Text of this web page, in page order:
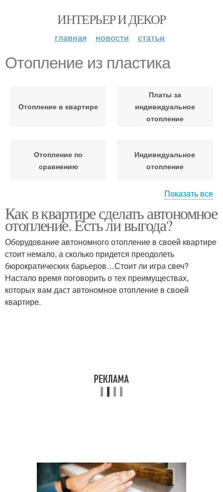
ИНТЕРЬЕР И ДЕКОР
главная новости статьи
Отопление из пластика
Отопление в квартире
Платы за
индивидуальное
отопление
Отопление по
сравнению
Индивидуальное
отопление
многоквартирном доме
Законы об отоплении
Показать все
Как в квартире сделать автономное
отопление. Есть ли выгода?
Оборудование автономного отопление в своей квартире
стоит немало, а сколько придется преодолеть
бюрократических барьеров…Стоит ли игра свеч?
Настало время поговорить о тех преимуществах,
которых вам даст автономное отопление в своей
квартире.